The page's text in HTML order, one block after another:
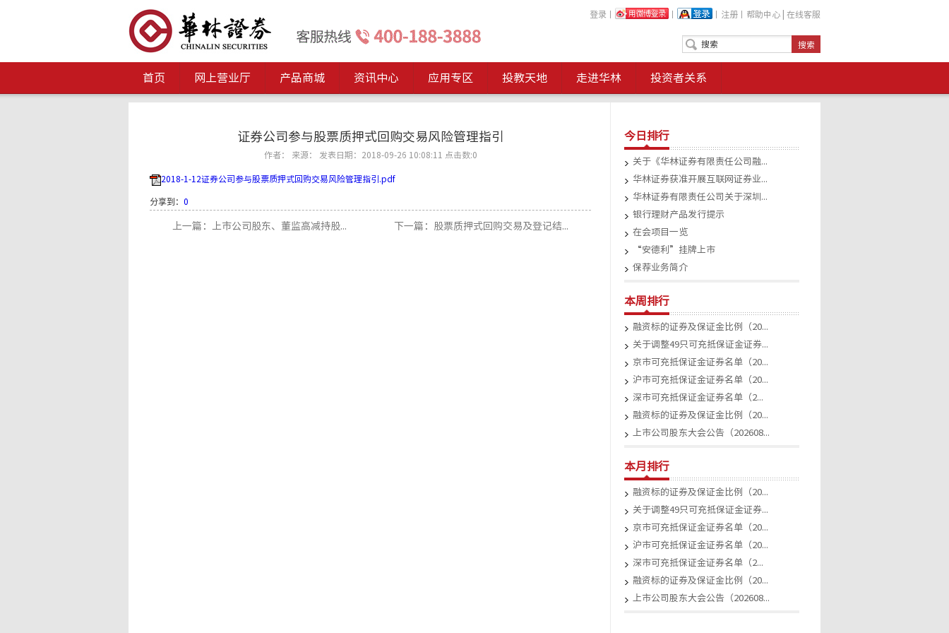
登录 注册 帮助中心 在线客服
首页 网上营业厅 产品商城 资讯中心 应用专区 投教天地 走进华林 投资者关系
证券公司参与股票质押式回购交易风险管理指引
作者： 来源： 发表日期：2018-09-26 10:08:11 点击数:0
2018-1-12证券公司参与股票质押式回购交易风险管理指引.pdf
分享到： 0
上一篇：上市公司股东、董监高减持股... 下一篇：股票质押式回购交易及登记结...
今日排行
关于《华林证券有限责任公司融...
华林证券获准开展互联网证券业...
华林证券有限责任公司关于深圳...
银行理财产品发行提示
在会项目一览
“安德利”挂牌上市
保荐业务简介
本周排行
融资标的证券及保证金比例（20...
关于调整49只可充抵保证金证券...
京市可充抵保证金证券名单（20...
沪市可充抵保证金证券名单（20...
深市可充抵保证金证券名单（2...
融资标的证券及保证金比例（20...
上市公司股东大会公告（202608...
本月排行
融资标的证券及保证金比例（20...
关于调整49只可充抵保证金证券...
京市可充抵保证金证券名单（20...
沪市可充抵保证金证券名单（20...
深市可充抵保证金证券名单（2...
融资标的证券及保证金比例（20...
上市公司股东大会公告（202608...